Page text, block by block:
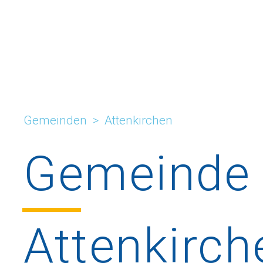
Gemeinden > Attenkirchen
Gemeinde